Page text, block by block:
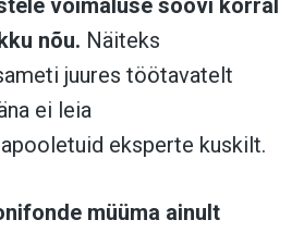
nõu. Näiteks
juures töötavatelt
ei leia
eksperte kuskilt.
müüma ainult